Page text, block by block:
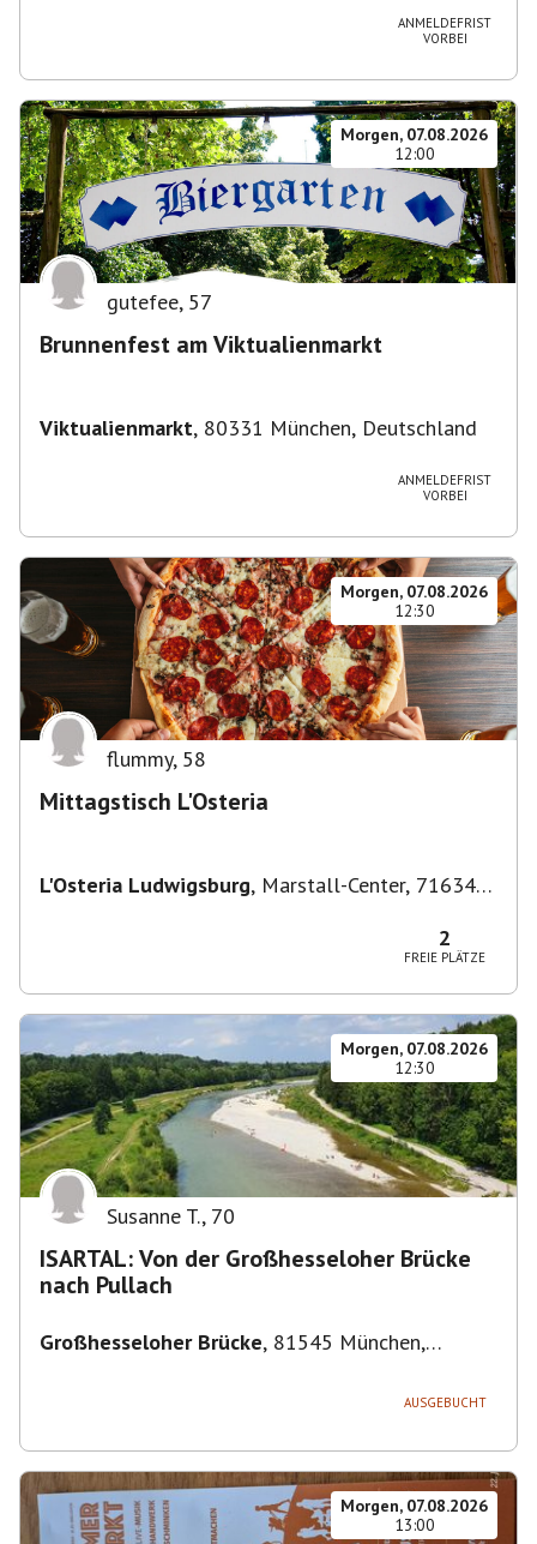
ANMELDEFRIST
VORBEI
Morgen, 07.08.2026
12:00
gutefee, 57
Brunnenfest am Viktualienmarkt
Viktualienmarkt, 80331 München, Deutschland
ANMELDEFRIST
VORBEI
Morgen, 07.08.2026
12:30
flummy, 58
Mittagstisch L'Osteria
L'Osteria Ludwigsburg, Marstall-Center, 71634
2
FREIE PLÄTZE
Morgen, 07.08.2026
12:30
Susanne T., 70
ISARTAL: Von der Großhesseloher Brücke
nach Pullach
Großhesseloher Brücke, 81545 München,
AUSGEBUCHT
Morgen, 07.08.2026
13:00